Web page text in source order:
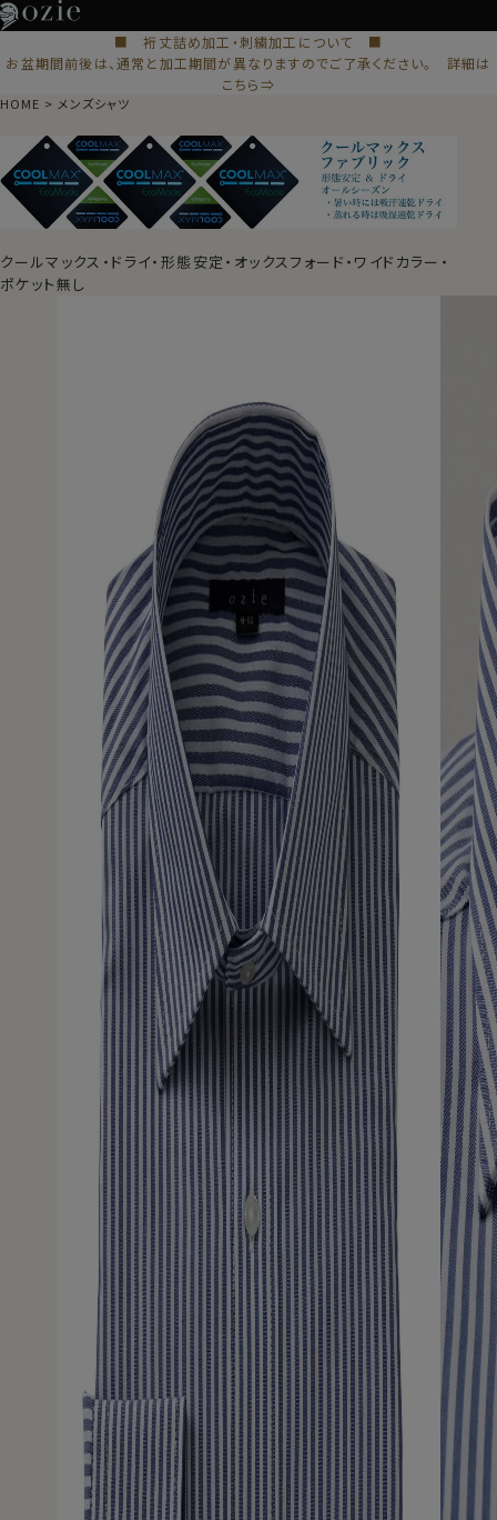
■ 裄丈詰め加工・刺繍加工について ■
お盆期間前後は、通常と加工期間が異なりますのでご了承ください。 詳細は
こちら⇒
HOME メンズシャツ
クールマックス・ドライ・形態安定・オックスフォード・ワイドカラー・
ポケット無し